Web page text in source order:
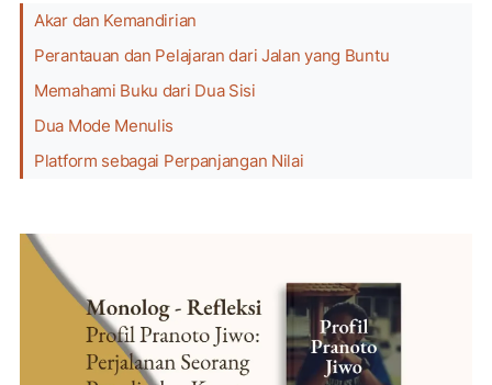
Akar dan Kemandirian
Perantauan dan Pelajaran dari Jalan yang Buntu
Memahami Buku dari Dua Sisi
Dua Mode Menulis
Platform sebagai Perpanjangan Nilai